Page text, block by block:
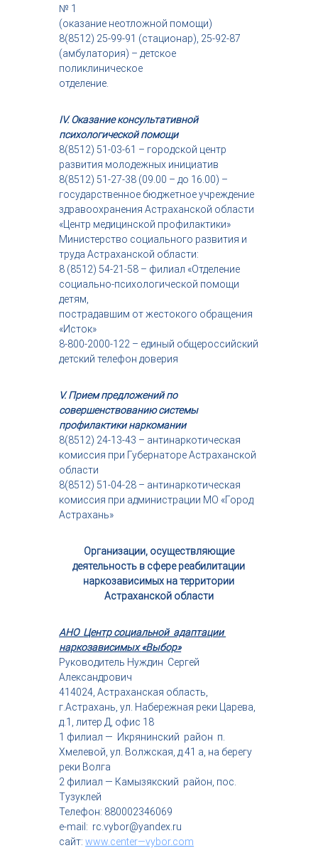
№ 1
(оказание неотложной помощи)
8(8512) 25-99-91 (стационар), 25-92-87
(амбулатория) – детское
поликлиническое
отделение.
IV. Оказание консультативной
психологической помощи
8(8512) 51-03-61 – городской центр
развития молодежных инициатив
8(8512) 51-27-38 (09.00 – до 16.00) –
государственное бюджетное учреждение
здравоохранения Астраханской области
«Центр медицинской профилактики»
Министерство социального развития и
труда Астраханской области:
8 (8512) 54-21-58 – филиал «Отделение
социально-психологической помощи
детям,
пострадавшим от жестокого обращения
«Исток»
8-800-2000-122 – единый общероссийский
детский телефон доверия
V. Прием предложений по
совершенствованию системы
профилактикинаркомании
8(8512) 24-13-43 – антинаркотическая
комиссия при Губернаторе Астраханской
области
8(8512) 51-04-28 – антинаркотическая
комиссия при администрации МО «Город
Астрахань»
Организации, осуществляющие
деятельность в сфере реабилитации
наркозависимых на территории
Астраханской области
АНО Центр социальной адаптации
наркозависимых«Выбор»
Руководитель Нуждин Сергей
Александрович
414024, Астраханская область,
г.Астрахань, ул. Набережная реки Царева,
д.1, литер Д, офис 18
1 филиал — Икрянинский район п.
Хмелевой, ул. Волжская, д.41 а, на берегу
реки Волга
2 филиал — Камызякский район, пос.
Тузуклей
Телефон: 880002346069
e-mail: rc.vybor@yandex.ru
сайт:www center—vybor.com